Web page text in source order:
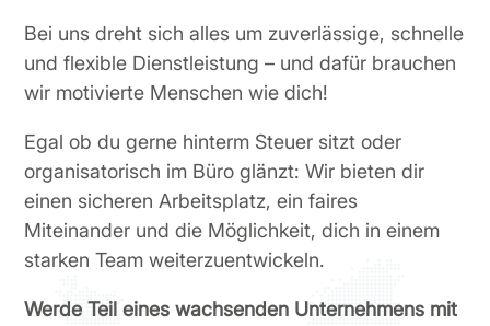
Bei uns dreht sich alles um zuverlässige, schnelle
und flexible Dienstleistung – und dafür brauchen
wir motivierte Menschen wie dich!
Egal ob du gerne hinterm Steuer sitzt oder
organisatorisch im Büro glänzt: Wir bieten dir
einen sicheren Arbeitsplatz, ein faires
Miteinander und die Möglichkeit, dich in einem
starken Team weiterzuentwickeln.
Werde Teil eines wachsenden Unternehmens mit